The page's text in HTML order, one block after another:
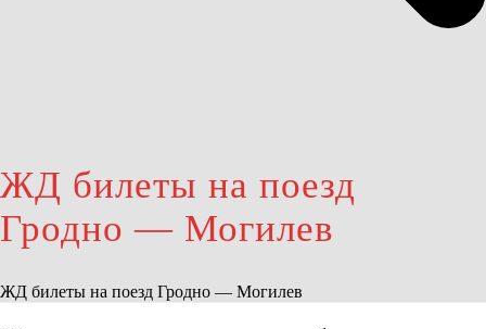
ЖД билеты на поезд
Гродно — Могилев
ЖД билеты на поезд Гродно — Могилев